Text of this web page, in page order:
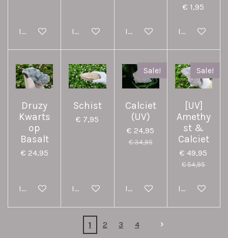
In winkelwagenIn winkelwagenIn winkelwagen
€ 1,95
In
Druzy
Kwarts
op
Basalt
€ 24,95
In winkelwagen
Schist
€ 7,95
In winkelwagen
Sale!
Calciet
(UV)
€ 24,95
€ 34,95
In winkelwagen
Sale!
[UV]
Amethy
st &
Calciet
€ 49,95
€ 54,95
In
1 2 3 4